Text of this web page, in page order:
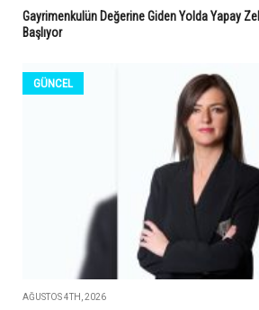
Gayrimenkulün Değerine Giden Yolda Yapay
Başlıyor
GÜNCEL
AĞUSTOS 4TH, 2026